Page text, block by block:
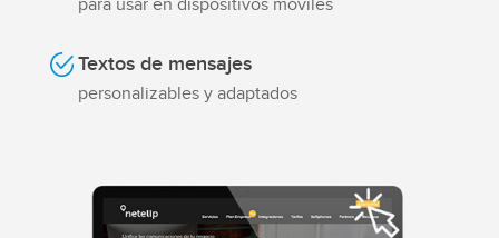
para usar en dispositivos móviles
Textos de mensajes
personalizables y adaptados